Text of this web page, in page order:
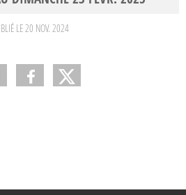
LE20 NOV. 2024